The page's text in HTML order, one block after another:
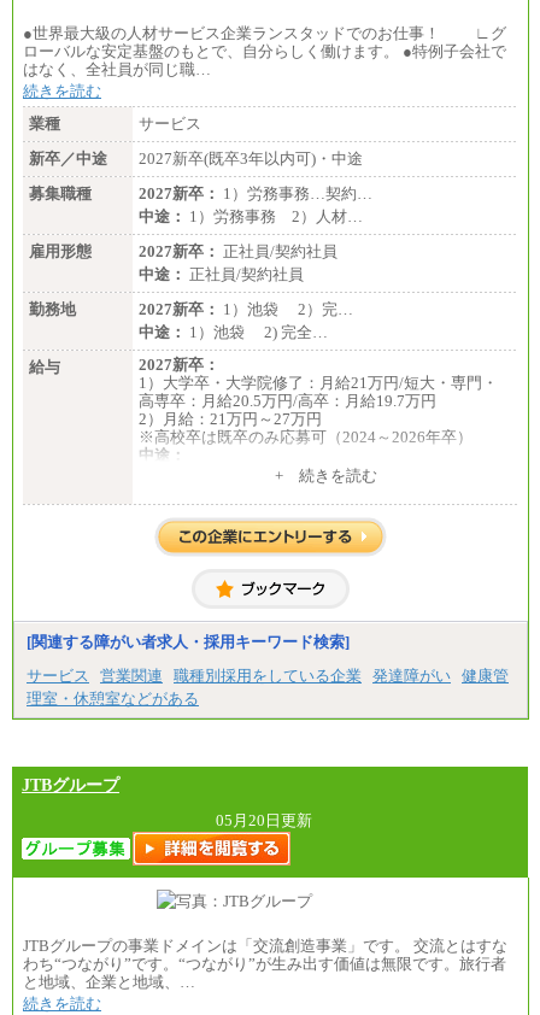
●世界最大級の人材サービス企業ランスタッドでのお仕事！ ∟グ
ローバルな安定基盤のもとで、自分らしく働けます。 ●特例子会社で
はなく、全社員が同じ職…
続きを読む
業種
サービス
新卒／中途
2027新卒(既卒3年以内可)・中途
募集職種
2027新卒： 1）労務事務…契約…
中途： 1）労務事務 2）人材…
雇用形態
2027新卒： 正社員/契約社員
中途： 正社員/契約社員
勤務地
2027新卒： 1）池袋 2）完…
中途： 1）池袋 2) 完全…
給与
2027新卒：
1）大学卒・大学院修了：月給21万円/短大・専門・
高専卒：月給20.5万円/高卒：月給19.7万円
2）月給：21万円～27万円
※高校卒は既卒のみ応募可（2024～2026年卒）
中途：
1）月給：21万円～25万円+ 続きを読む
[関連する障がい者求人・採用キーワード検索]
サービス
営業関連 職種別採用をしている企業 発達障がい 健康管
理室・休憩室などがある
JTBグループ
05月20日更新
JTBグループの事業ドメインは「交流創造事業」です。 交流とはすな
わち“つながり”です。“つながり”が生み出す価値は無限です。旅行者
と地域、企業と地域、…
続きを読む